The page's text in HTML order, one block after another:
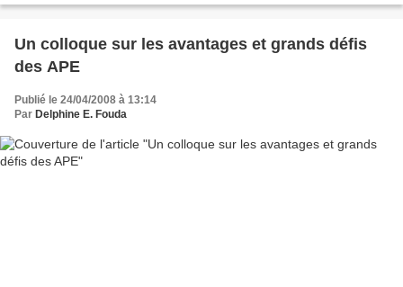
Un colloque sur les avantages et grands défis
des APE
Publié le 24/04/2008 à 13:14
Par Delphine E. Fouda